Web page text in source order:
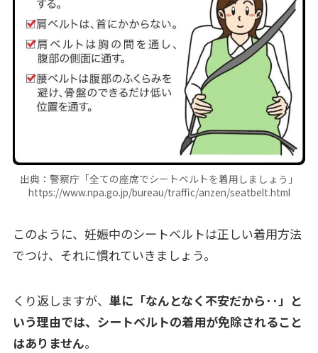
出典：警察庁「全ての座席でシートベルトを着用しましょう」
https://www.npa.go.jp/bureau/traffic/anzen/seatbelt.html
このように、妊娠中のシートベルトは正しい着用方法
でつけ、それに慣れていきましょう。
くり返しますが、 単に「なんとなく不安だから･･」と
いう理由では、シートベルトの着用が免除されること
はありません。